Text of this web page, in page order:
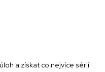
a získat co nejvíce sérií